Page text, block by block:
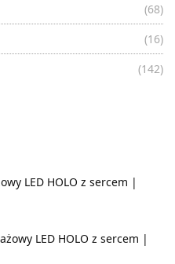
(68)
(16)
(142)
LED HOLO z sercem |
LED HOLO z sercem |